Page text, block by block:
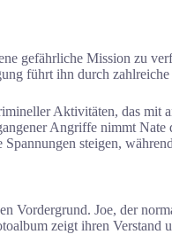
gefährliche Mission zu
führt ihn durch
Aktivitäten, das mit
Angriffe nimmt
steigen,
Vordergrund. Joe, der
zeigt ihren